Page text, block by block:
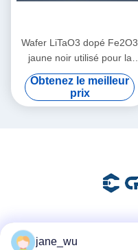
Wafer LiTaO3 dopé Fe2O3
jaune noir utilisé pour la
photoréfraction
Obtenez le meilleur
prix
jane_wu